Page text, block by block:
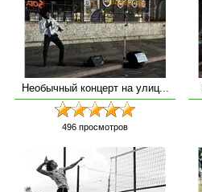
Необычный концерт на улиц...
496 просмотров